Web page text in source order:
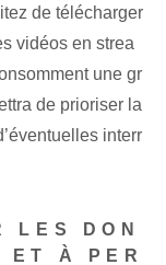
de télécharger
vidéos en strea
une gr
de prioriser la
interr
LES DON
ET À PER